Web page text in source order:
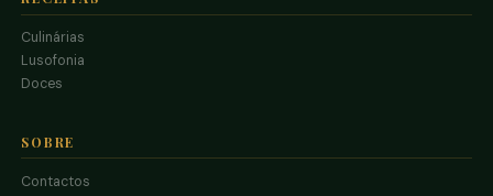
Culinárias
Lusofonia
Doces
SOBRE
Contactos